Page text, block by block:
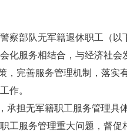
部队无军籍退休职工（以
化服务相结合，与经济社会
完善服务管理机制，落实
作。
担无军籍职工服务管理具体
服务管理重大问题，督促